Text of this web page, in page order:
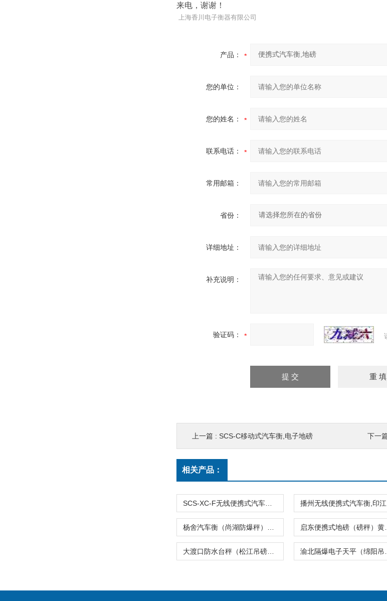
来电，谢谢！
上海香川电子衡器有限公司
产品：
您的单位：
您的姓名：
联系电话：
常用邮箱：
省份：
详细地址：
补充说明：
验证码：
上一篇 : SCS-C移动式汽车衡,电子地磅 下一
相关产品：